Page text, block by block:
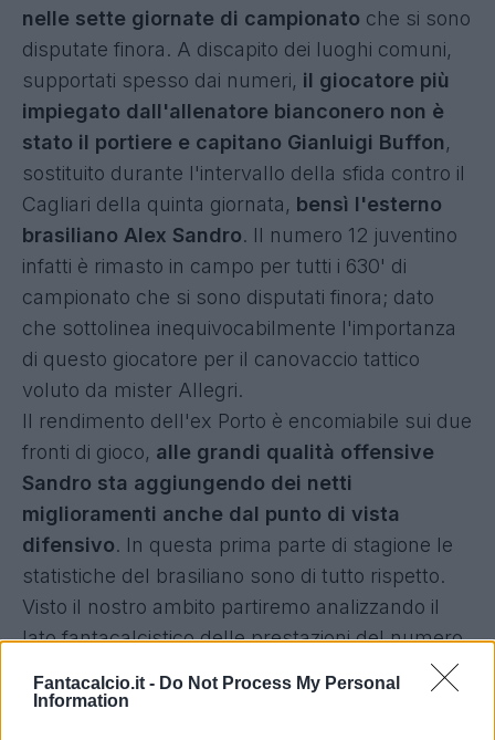
Fantacalcio.it - Do Not Process My Personal
Information
nelle sette giornate di campionato che si sono
disputate finora. A discapito dei luoghi comuni,
supportati spesso dai numeri, il giocatore più
impiegato dall'allenatore bianconero non è
stato il portiere e capitano Gianluigi Buffon,
sostituito durante l'intervallo della sfida contro il
Cagliari della quinta giornata, bensì l'esterno
brasiliano Alex Sandro. Il numero 12 juventino
infatti è rimasto in campo per tutti i 630' di
campionato che si sono disputati finora; dato
che sottolinea inequivocabilmente l'importanza
di questo giocatore per il canovaccio tattico
voluto da mister Allegri.
Il rendimento dell'ex Porto è encomiabile sui due
fronti di gioco, alle grandi qualità offensive
Sandro sta aggiungendo dei netti
miglioramenti anche dal punto di vista
difensivo. In questa prima parte di stagione le
statistiche del brasiliano sono di tutto rispetto.
Visto il nostro ambito partiremo analizzando il
lato fantacalcistico delle prestazioni del numero
crediti nel listone di Napoli Alex Sandro ha